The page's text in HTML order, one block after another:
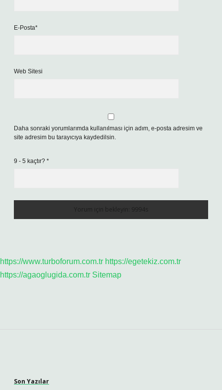
E-Posta*
Web Sitesi
Daha sonraki yorumlarımda kullanılması için adım, e-posta adresim ve
site adresim bu tarayıcıya kaydedilsin.
9 - 5 kaçtır? *
https://www.turboforum.com.tr https://egetekiz.com.tr
https://agaoglugida.com.tr Sitemap
Son Yazılar